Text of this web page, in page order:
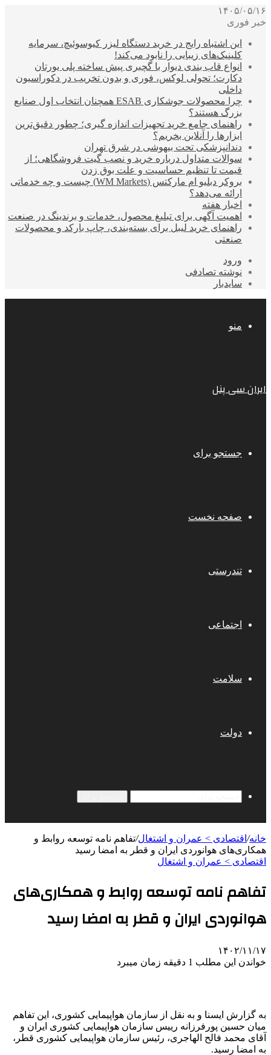
۱۴۰۵/۰۵/۱۶
خبر فوری
این اشتباه رایج در خرید دستگاه لیزر کیوسوئیچ، سرمایه
کلینیک‌های زیبایی را نابود می‌کند!
انواع قاب بندی دیوار با گچبری پیش ساخته پلی یورتان
دکارت؛ تحولی لوکس، فوری و بدون تخریب در دکوراسیون
داخلی
چرا محصولات جوشکاری ESAB همچنان انتخاب اول صنایع
بزرگ هستند؟
راهنمای جامع خرید تجهیزات اندازه گیری؛ چطور دقیق‌ترین
ابزارها را آنلاین بخریم؟
دندانپزشکی تحت بیهوشی در شرق تهران
سوالات متداول درباره خرید و نصب گیت فروشگاهی؛ از
قیمت تا تنظیم حساسیت و علت بوق زدن
بروکر دبلیو ام مارکتس (WM Markets) چیست و چه خدماتی
ارائه می‌دهد؟
اخبار هفته
اهمیت آگهی برای تبلیغ محصول، خدمات و برندینگ در صنعت
راهنمای خرید لیبل برای بسته‌بندی، چاپ بارکد و محصولات
صنعتی
ورود
نوشته تصادفی
سایدبار
منو
ایران سی پنل
جستجو برای
صفحه نخست
تندرستی
اجتماعی
سلامت
دولت
خانه/ اقتصادی > عمران و اشتغال/تفاهم نامه توسعه روابط و
همکاری‌های هوانوردی ایران و قطر به امضا رسید
اقتصادی > عمران و اشتغال
تفاهم نامه توسعه روابط و همکاری‌های
هوانوردی ایران و قطر به امضا رسید
۱۴۰۲/۱۱/۱۷
خواندن این مطلب 1 دقیقه زمان میبرد
به گزارش ایسنا و به نقل از سازمان هواپیمایی کشوری، این تفاهم
میان حسین پورفرزانه رییس سازمان هواپیمایی کشوری ایران و
آقای محمد فالح الهاجری، رئیس سازمان هواپیمایی کشوری قطر،
به امضا رسید.